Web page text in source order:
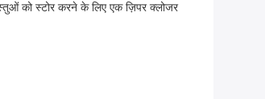
को स्टोर करने के लिए एक ज़िपर क्लोजर